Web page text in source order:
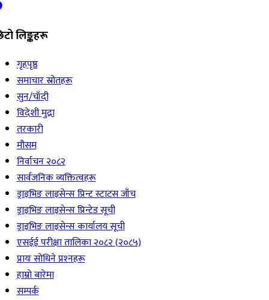
लिङ्कहरू
गृहपृष्ठ
समाचार स्रोतहरू
सुन/चाँदी
विदेशी मुद्रा
तरकारी
मौसम
निर्वाचन २०८२
सार्वजनिक व्यक्तित्वहरू
ड्राइभिङ लाइसेन्स प्रिन्ट स्टाटस जाँच
ड्राइभिङ लाइसेन्स प्रिन्टेड सूची
ड्राइभिङ लाइसेन्स कार्यालय सूची
एसईई परीक्षा तालिका २०८२ (२०८५)
प्रायः सोधिने प्रश्‍नहरू
हाम्रो बारेमा
सम्पर्क